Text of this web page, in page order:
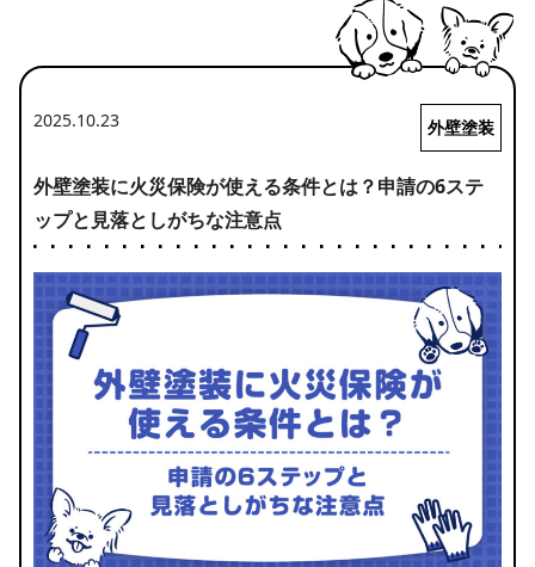
2025.10.23 外壁塗装
外壁塗装に火災保険が使える条件とは？申請の6ステ
ップと見落としがちな注意点